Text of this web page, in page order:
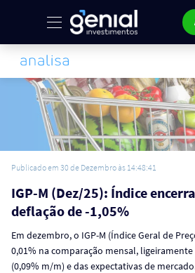
Publicado em 30 de Dezembro às 14:48:41
IGP-M (Dez/25): Índice
deflação de -1,05%
Em dezembro, o IGP-M (Índice Geral de
0,01% na comparação mensal,
(0,09% m/m) e das expectativas de